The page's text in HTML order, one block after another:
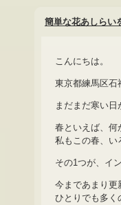
簡単な花あしらい
こんにちは。
東京都練馬区石
まだまだ寒い
春といえば、何
私もこの春、い
その1つが、イ
今まであまり更
ひとりでも多く